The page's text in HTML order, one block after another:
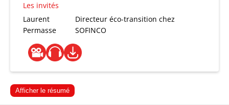
Les invités
Laurent
Permasse
Directeur éco-transition chez
SOFINCO
Afficher le résumé